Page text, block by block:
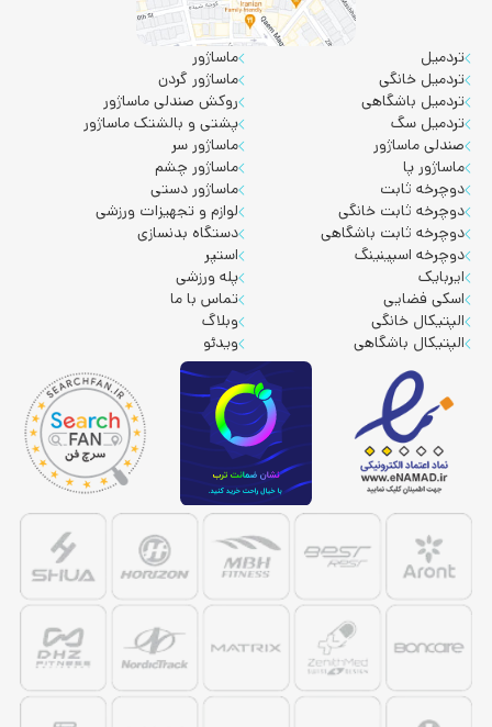
تردمیل
تردمیل خانگی
تردمیل باشگاهی
تردمیل سگ
صندلی ماساژور
ماساژور پا
دوچرخه ثابت
دوچرخه ثابت خانگی
دوچرخه ثابت باشگاهی
دوچرخه اسپینینگ
ایربایک
اسکی فضایی
الپتیکال خانگی
الپتیکال باشگاهی
ماساژور
ماساژور گردن
روکش صندلی ماساژور
پشتی و بالشتک ماساژور
ماساژور سر
ماساژور چشم
ماساژور دستی
لوازم و تجهیزات ورزشی
دستگاه بدنسازی
استپر
پله ورزشی
تماس با ما
وبلاگ
ویدئو